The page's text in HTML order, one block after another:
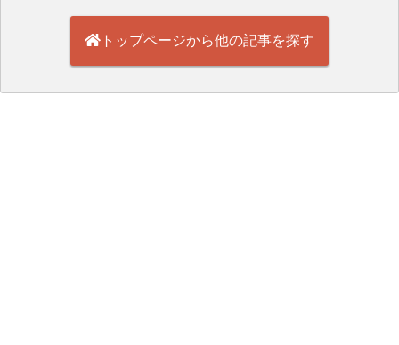
トップページから他の記事を探す